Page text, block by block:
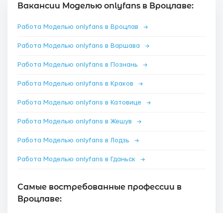
Вакансии Моделью onlyfans в Вроцлаве:
Работа Моделью onlyfans в Вроцлав →
Работа Моделью onlyfans в Варшава →
Работа Моделью onlyfans в Познань →
Работа Моделью onlyfans в Краков →
Работа Моделью onlyfans в Катовице →
Работа Моделью onlyfans в Жешув →
Работа Моделью onlyfans в Лодзь →
Работа Моделью onlyfans в Гданьск →
Самые востребованные профессии в
Вроцлаве: